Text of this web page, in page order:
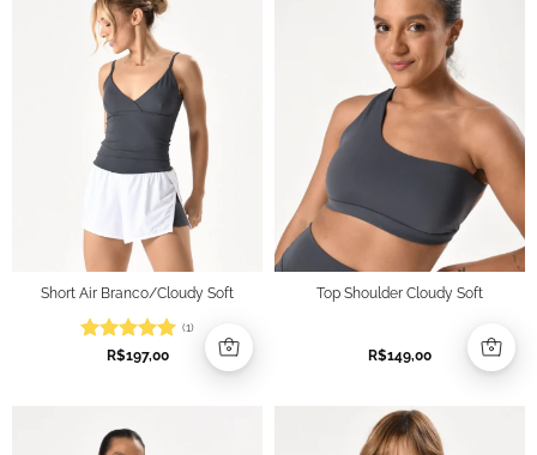
Short Air Branco/Cloudy Soft
Avaliação5
(1)
R$197,00
Top Shoulder Cloudy Soft
R$149,00